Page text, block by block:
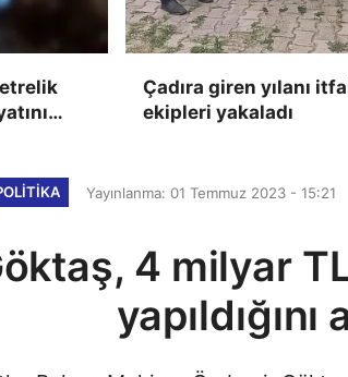
Çadıra giren yılanı
ekipleri yakaladı
Yayınlanma: 01 Temmuz 2023 - 15:21
4 milyar
yapıldığını